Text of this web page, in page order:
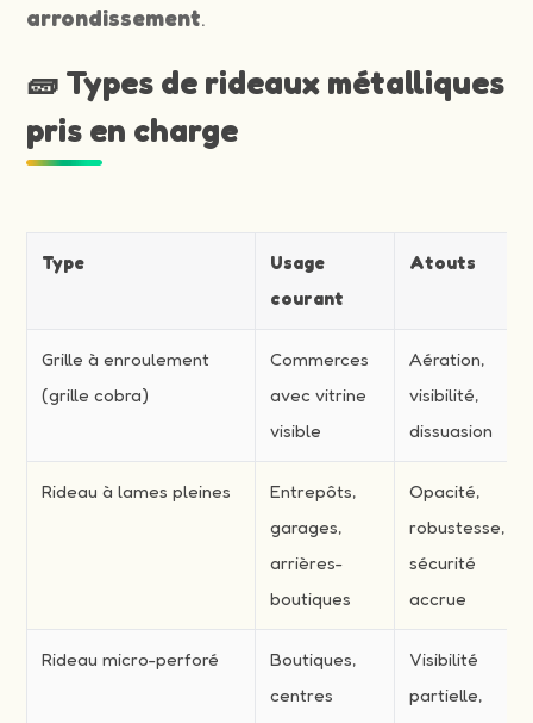
arrondissement.
🧱 Types de rideaux métalliques
pris en charge
Type
Usage
courant
Atouts
Grille à enroulement
(grille cobra)
Commerces
avec vitrine
visible
Aération,
visibilité,
dissuasion
Rideau à lames pleines
Entrepôts,
garages,
arrières-
boutiques
Opacité,
robustesse,
sécurité
accrue
Rideau micro-perforé
Boutiques,
centres
Visibilité
partielle,